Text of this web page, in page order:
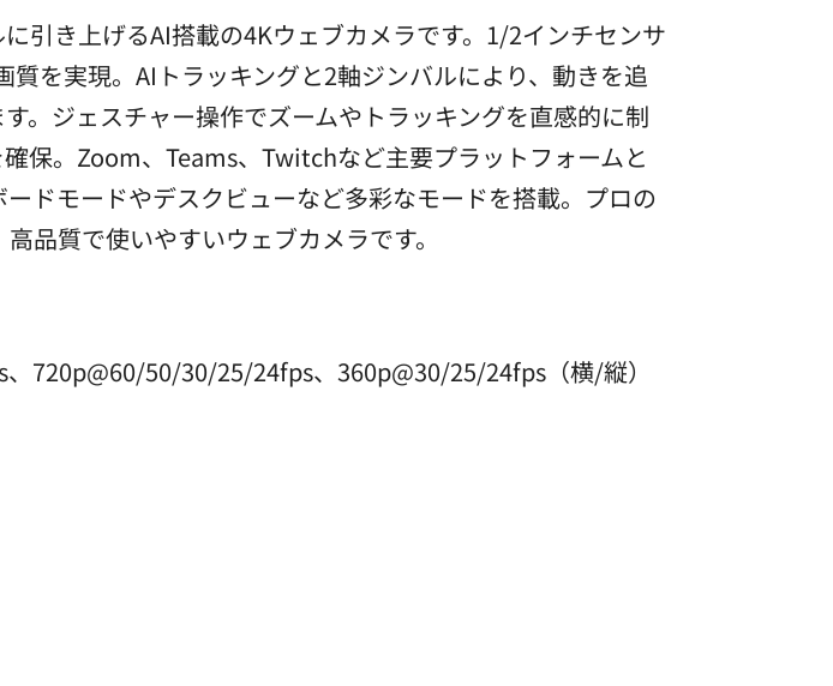
引き上げるAI搭載の4Kウェブカメラです。1/2インチセンサ
を実現。AIトラッキングと2軸ジンバルにより、動きを追
。ジェスチャー操作でズームやトラッキングを直感的に制
保。Zoom、Teams、Twitchなど主要プラットフォームと
ドモードやデスクビューなど多彩なモードを搭載。プロの
品質で使いやすいウェブカメラです。
720p@60/50/30/25/24fps、360p@30/25/24fps（横/縦）